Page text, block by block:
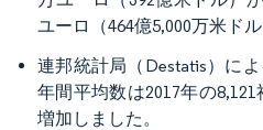
ユーロ（464億5,000万米ド
連邦統計局（Destatis）に
年間平均数は2017年の
増加しました。